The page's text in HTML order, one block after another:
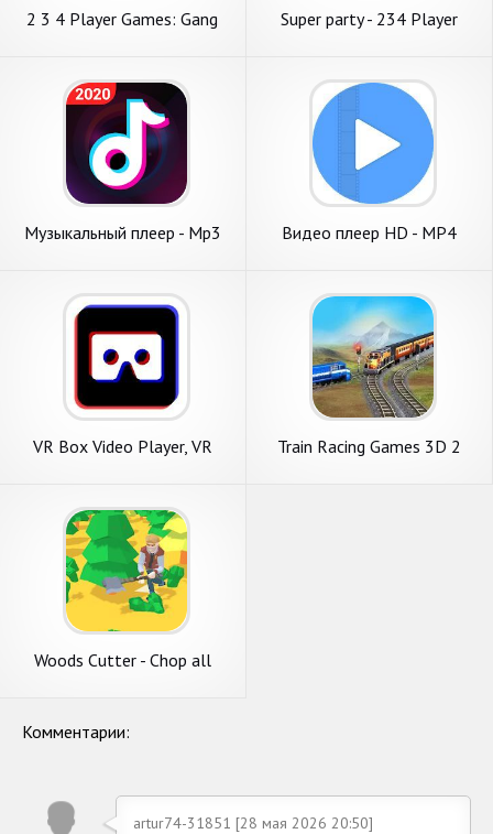
2 3 4 Player Games: Gang
Super party - 234 Player
Музыкальный плеер - Mp3
Видео плеер HD - MP4
VR Box Video Player, VR
Train Racing Games 3D 2
Woods Cutter - Chop all
Комментарии:
artur74-31851 [28 мая 2026 20:50]